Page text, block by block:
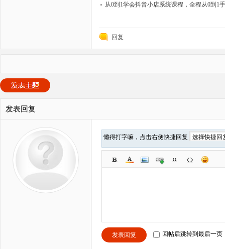
从0到1学会抖音小店系统课程，全程从0到1
回复
发表回复
懒得打字嘛，点击右侧快捷回复
发表回复 回帖后跳转到最后一页